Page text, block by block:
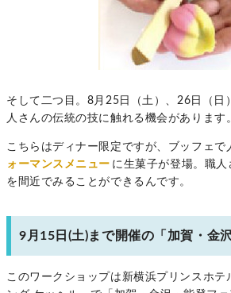
そして二つ目。8月25日（土）、26日（日
人さんの伝統の技に触れる機会があります
こちらはディナー限定ですが、ブッフェで
ォーマンスメニュー に生菓子が登場。職人
を間近でみることができるんです。
9月15日(土)まで開催の「加賀・金
このワークショップは新横浜プリンスホテ